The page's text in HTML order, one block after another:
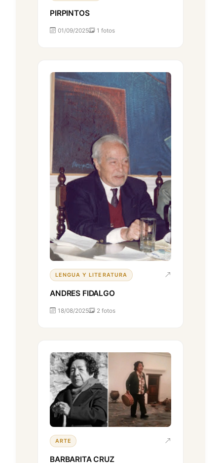
PIRPINTOS
01/09/2025 1 fotos
LENGUA Y LITERATURA
ANDRES FIDALGO
18/08/2025 2 fotos
ARTE
BARBARITA CRUZ